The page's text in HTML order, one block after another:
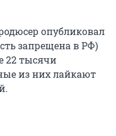
опубликовал
запрещена в РФ)
22 тысячи
из них лайкают